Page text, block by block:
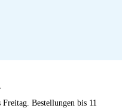
Bestellungen bis 11